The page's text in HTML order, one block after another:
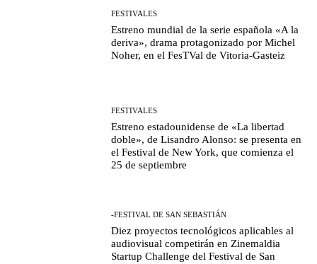
FESTIVALES
Estreno mundial de la serie española «A la
deriva», drama protagonizado por Michel
Noher, en el FesTVal de Vitoria-Gasteiz
FESTIVALES
Estreno estadounidense de «La libertad
doble», de Lisandro Alonso: se presenta en
el Festival de New York, que comienza el
25 de septiembre
-FESTIVAL DE SAN SEBASTIÁN
Diez proyectos tecnológicos aplicables al
audiovisual competirán en Zinemaldia
Startup Challenge del Festival de San